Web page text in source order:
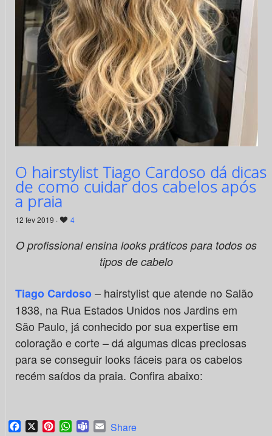
O hairstylist Tiago Cardoso dá dicas
de como cuidar dos cabelos após
a praia
12 fev 2019 · 4
O profissional ensina looks práticos para todos os
tipos de cabelo
Tiago Cardoso– hairstylist que atende no Salão
1838, na Rua Estados Unidos nos Jardins em
São Paulo, já conhecido por sua expertise em
coloração e corte – dá algumas dicas preciosas
para se conseguir looks fáceis para os cabelos
recém saídos da praia. Confira abaixo:
Facebook
X PinterestWhatsApp
TeamsEmail
Share